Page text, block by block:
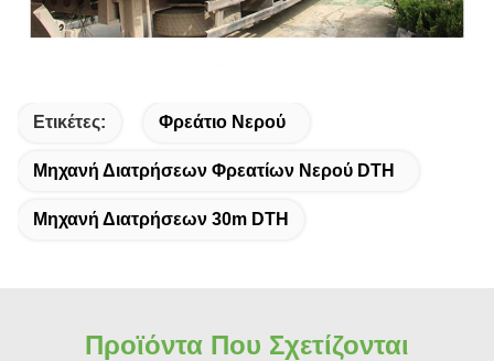
Ετικέτες: Φρεάτιο Νερού
Μηχανή Διατρήσεων Φρεατίων Νερού DTH
Μηχανή Διατρήσεων 30m DTH
Προϊόντα Που Σχετίζονται